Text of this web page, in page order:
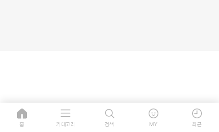
홈 카테고리 검색 MY 최근